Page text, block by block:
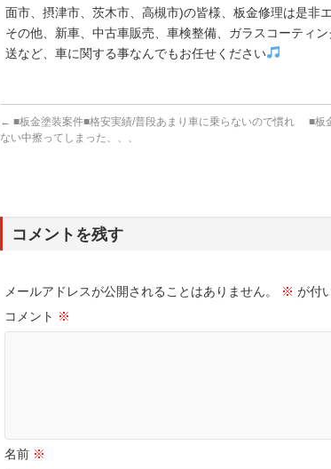
面市、摂津市、茨木市、高槻市)の皆様、板金修理は是非
その他、新車、中古車販売、車検整備、ガラスコーティ
送など、車に関する事なんでもお任せください
← ■板金塗装案件■格安実績/普段あまり車に乗らないので慣れ
ない中擦ってしまった、、、
■板
コメントを残す
メールアドレスが公開されることはありません。 ※ が付
コメント ※
名前 ※